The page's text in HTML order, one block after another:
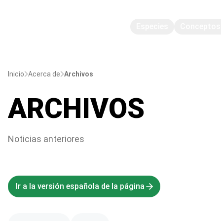
Inicio Acerca de Archivos
ARCHIVOS
Noticias anteriores
Ir a la versión española de la página